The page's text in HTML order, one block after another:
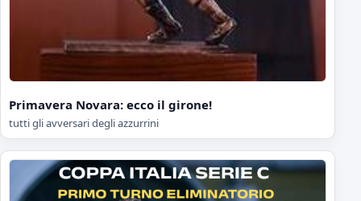
Primavera Novara: ecco il girone!
tutti gli avversari degli azzurrini